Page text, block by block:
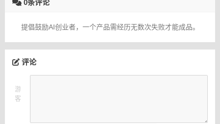
0条评论
提倡鼓励AI创业者，一个产品需经历无数次失败才能成品。
评论
游
客